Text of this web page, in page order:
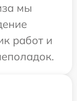
мы
работ и